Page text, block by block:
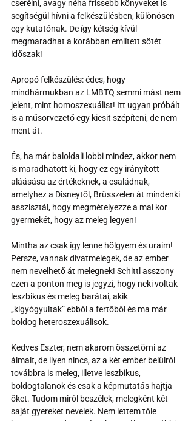
cserélni, avagy néha frissebb könyveket is
segítségül hívni a felkészülésben, különösen
egy kutatónak. De így kétség kívül
megmaradhat a korábban említett sötét
időszak!
Apropó felkészülés: édes, hogy
mindhármukban az LMBTQ semmi mást nem
jelent, mint homoszexuálist! Itt ugyan próbált
is a műsorvezető egy kicsit szépíteni, de nem
ment át.
És, ha már baloldali lobbi mindez, akkor nem
is maradhatott ki, hogy ez egy irányított
aláásása az értékeknek, a családnak,
amelyhez a Disneytől, Brüsszelen át mindenki
asszisztál, hogy megmételyezze a mai kor
gyermekét, hogy az meleg legyen!
Mintha az csak így lenne hölgyem és uraim!
Persze, vannak divatmelegek, de az ember
nem nevelhető át melegnek! Schittl asszony
ezen a ponton meg is jegyzi, hogy neki voltak
leszbikus és meleg barátai, akik
„kigyógyultak” ebből a fertőből és ma már
boldog heteroszexuálisok.
Kedves Eszter, nem akarom összetörni az
álmait, de ilyen nincs, az a két ember belülről
továbbra is meleg, illetve leszbikus,
boldogtalanok és csak a képmutatás hajtja
őket. Tudom miről beszélek, melegként két
saját gyereket nevelek. Nem lettem tőle